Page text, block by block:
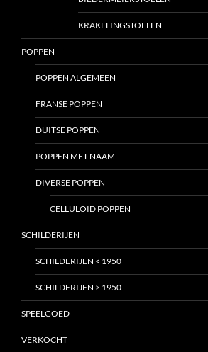
KRAKELINGSTOELEN
POPPEN
POPPEN ALGEMEEN
FRANSE POPPEN
DUITSE POPPEN
POPPEN MET NAAM
DIVERSE POPPEN
CELLULOID POPPEN
SCHILDERIJEN
SCHILDERIJEN < 1950
SCHILDERIJEN > 1950
SPEELGOED
VERKOCHT